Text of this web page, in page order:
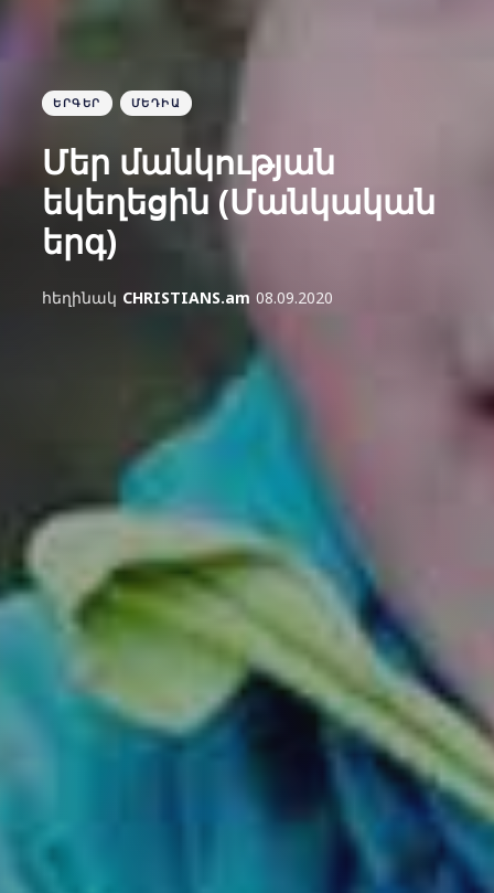
ԵՐԳԵՐ ՄԵԴԻԱ
Մեր մանկության
եկեղեցին (Մանկական
երգ)
հեղինակ CHRISTIANS.am 08.09.2020